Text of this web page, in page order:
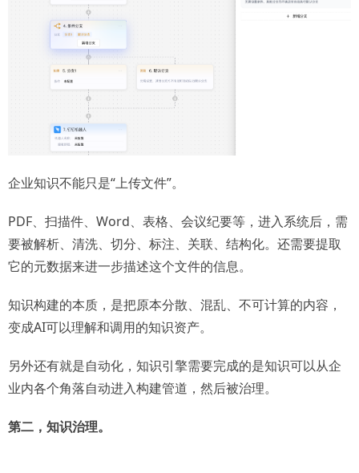
企业知识不能只是“上传文件”。
PDF、扫描件、Word、表格、会议纪要等，进入系统后，需
要被解析、清洗、切分、标注、关联、结构化。还需要提取
它的元数据来进一步描述这个文件的信息。
知识构建的本质，是把原本分散、混乱、不可计算的内容，
变成AI可以理解和调用的知识资产。
另外还有就是自动化，知识引擎需要完成的是知识可以从企
业内各个角落自动进入构建管道，然后被治理。
第二，知识治理。